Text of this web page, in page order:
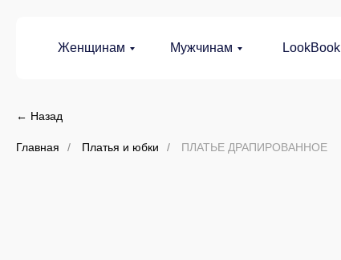
Женщинам Мужчинам LookBook
← Назад
Главная / Платья и юбки / ПЛАТЬЕ ДРАПИРОВАННОЕ